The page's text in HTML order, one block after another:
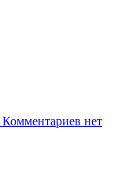
Комментариев нет